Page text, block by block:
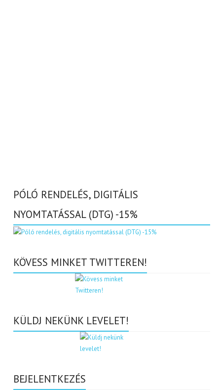
PÓLÓ RENDELÉS, DIGITÁLIS
NYOMTATÁSSAL (DTG) -15%
KÖVESS MINKET TWITTEREN!
KÜLDJ NEKÜNK LEVELET!
BEJELENTKEZÉS